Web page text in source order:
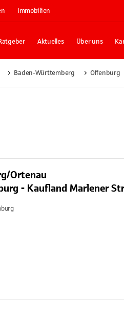
Immobilien
Aktuelles Über uns
Baden-Württemberg Offenburg
Ortenau
- Kaufland Marlener